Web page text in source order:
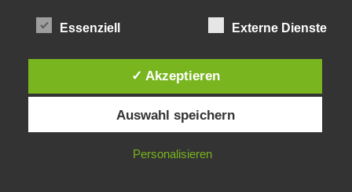
Freizeitanlage Wädenswil, Tobelrainstrasse 25,
Essenziell Externe Dienste
✓ Akzeptieren
Auswahl speichern
Personalisieren